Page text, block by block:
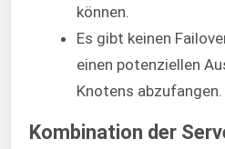
können.
Es gibt keinen
einen potenziellen
Knotens abzufangen.
Kombination der